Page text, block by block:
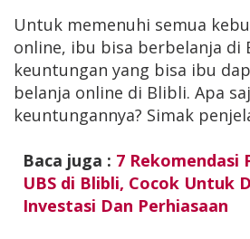
Untuk memenuhi semua
online, ibu bisa berbelanja di
keuntungan yang bisa ibu
belanja online di Blibli. Apa
keuntungannya? Simak
Baca juga : 7 Rekomendasi
UBS di Blibli, Cocok Untuk
Investasi Dan Perhiasaan